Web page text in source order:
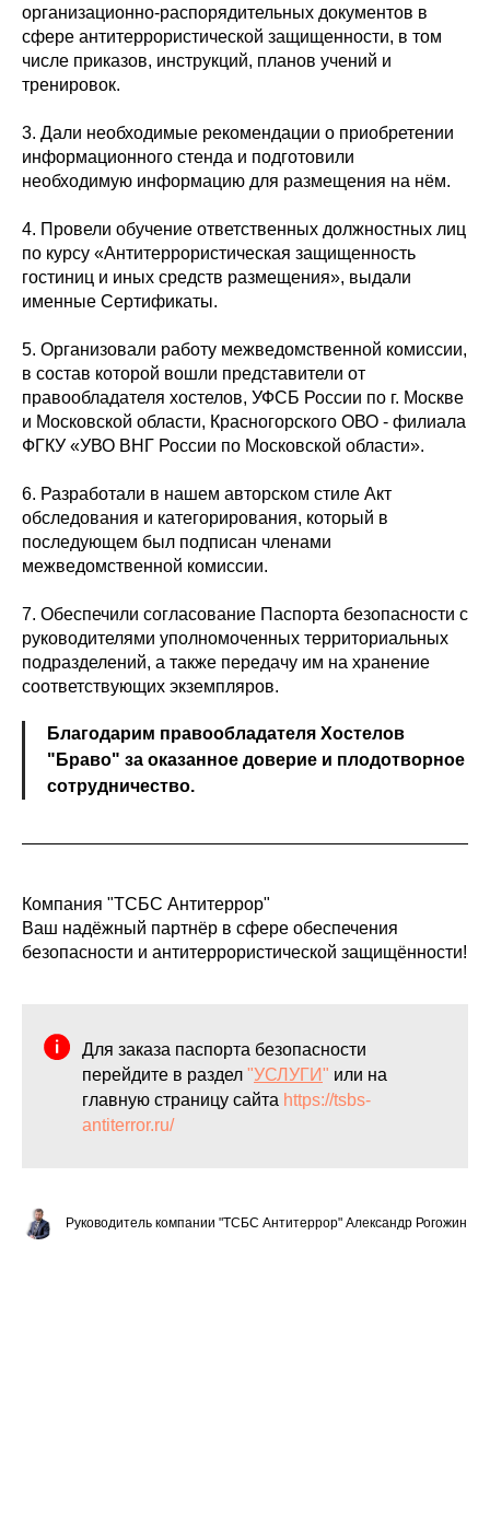
организационно-распорядительных документов в
сфере антитеррористической защищенности, в том
числе приказов, инструкций, планов учений и
тренировок.
3. Дали необходимые рекомендации о приобретении
информационного стенда и подготовили
необходимую информацию для размещения на нём.
4. Провели обучение ответственных должностных лиц
по курсу «Антитеррористическая защищенность
гостиниц и иных средств размещения», выдали
именные Сертификаты.
5. Организовали работу межведомственной комиссии,
в состав которой вошли представители от
правообладателя хостелов, УФСБ России по г. Москве
и Московской области, Красногорского ОВО - филиала
ФГКУ «УВО ВНГ России по Московской области».
6. Разработали в нашем авторском стиле Акт
обследования и категорирования, который в
последующем был подписан членами
межведомственной комиссии.
7. Обеспечили согласование Паспорта безопасности с
руководителями уполномоченных территориальных
подразделений, а также передачу им на хранение
соответствующих экземпляров.
Благодарим правообладателя Хостелов
"Браво" за оказанное доверие и плодотворное
сотрудничество.
Компания "ТСБС Антитеррор"
Ваш надёжный партнёр в сфере обеспечения
безопасности и антитеррористической защищённости!
Для заказа паспорта безопасности
перейдите в раздел "УСЛУГИ" или на
главную страницу сайта https://tsbs-
antiterror.ru/
Руководитель компании "ТСБС Антитеррор" Александр Рогожин